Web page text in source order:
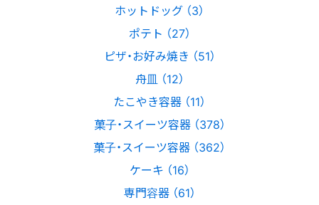
ホットドッグ （3）
ポテト （27）
ピザ・お好み焼き （51）
舟皿 （12）
たこやき容器 （11）
菓子・スイーツ容器 （378）
菓子・スイーツ容器 （362）
ケーキ （16）
専門容器 （61）